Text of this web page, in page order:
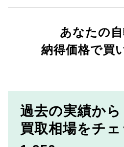
あなたの自
納得価格で買
過去の実績から
買取相場をチェ